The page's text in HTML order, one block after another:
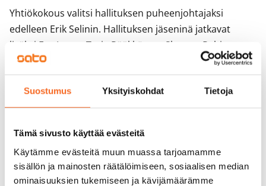
Suostumus Yksityiskohdat Tietoja
Tämä sivusto käyttää evästeitä
Käytämme evästeitä muun muassa tarjoamamme
sisällön ja mainosten räätälöimiseen, sosiaalisen median
ominaisuuksien tukemiseen ja kävijämäärämme
Yhtiökokous valitsi hallituksen puheenjohtajaksi
edelleen Erik Selinin. Hallituksen jäseninä jatkavat
lisäksi Esa Lager, Tarja Pääkkönen, Sharam Rahi,
Johannus (Hans) Spikker ja Timo Stenius.
Tilintarkastaja
Tilintarkastajaksi valittiin KHT-yhteisö Deloitte Oy.
Deloitte Oy on ilmoittanut, että päävastuullisena
Osingonjako